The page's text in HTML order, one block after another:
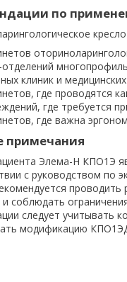
по
клиник и
где проводятся
где требуется
где важна
примечания
Элема-Н КПО1Э
с руководством по
проводить
соблюдать
следует учитывать
модификацию